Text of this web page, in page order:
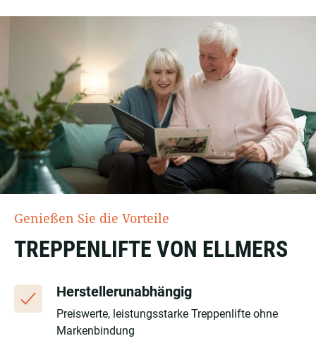
Genießen Sie die Vorteile
TREPPENLIFTE VON ELLMERS
Herstellerunabhängig
Preiswerte, leistungsstarke Treppenlifte ohne
Markenbindung